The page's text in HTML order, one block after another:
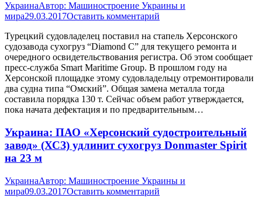
УкраинаАвтор: Машиностроение Украины и
мира29.03.2017Оставить комментарий
Турецкий судовладелец поставил на стапель Херсонского
судозавода сухогруз “Diamond C” для текущего ремонта и
очередного освидетельствования регистра. Об этом сообщает
пресс-служба Smart Maritime Group. В прошлом году на
Херсонской площадке этому судовладельцу отремонтировали
два судна типа “Омский”. Общая замена металла тогда
составила порядка 130 т. Сейчас объем работ утверждается,
пока начата дефектация и по предварительным…
Украина: ПАО «Херсонский судостроительный
завод» (ХСЗ) удлинит сухогруз Donmaster Spirit
на 23 м
УкраинаАвтор: Машиностроение Украины и
мира09.03.2017Оставить комментарий